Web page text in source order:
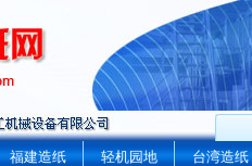
福建造纸 轻机园地 台湾造纸